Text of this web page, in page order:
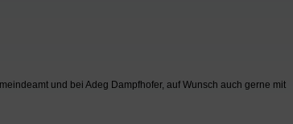
und bei Adeg Dampfhofer, auf Wunsch auch gerne mit